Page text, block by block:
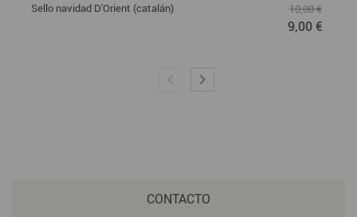
Sello navidad D'Orient (catalán) 10,00 €
9,00 €
CONTACTO